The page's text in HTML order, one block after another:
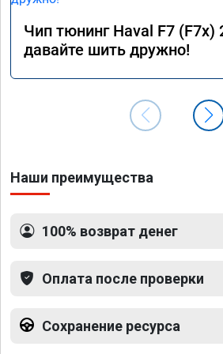
Чип тюнинг Haval F7 (F7x)
давайте шить дружно!
Наши преимущества
100% возврат денег
Оплата после проверки
Сохранение ресурса